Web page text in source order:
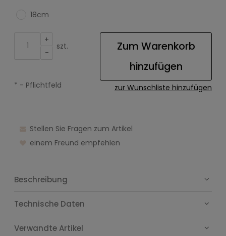
18cm
+
-
szt.
Zum Warenkorb
hinzufügen
zur Wunschliste hinzufügen
* - Pflichtfeld
Stellen Sie Fragen zum Artikel
einem Freund empfehlen
Beschreibung
Technische Daten
Verwandte Artikel